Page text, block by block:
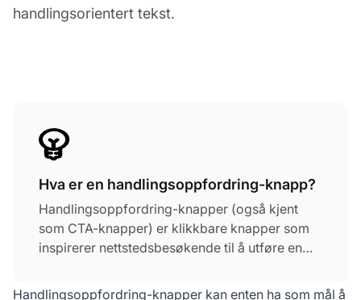
handlingsorientert tekst.
Hva er en handlingsoppfordring-knapp?
Handlingsoppfordring-knapper (også kjent
som CTA-knapper) er klikkbare knapper som
inspirerer nettstedsbesøkende til å utføre en
De bør være strategisk plassert, designet for å
Handlingsoppfordring-knapper kan enten ha som mål å